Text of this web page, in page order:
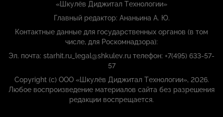
«Шкулёв Диджитал Технологии»
Главный редактор: Ананьина А. Ю.
Контактные данные для государственных органов (в том
числе, для Роскомнадзора):
Эл. почта: starhit.ru_legal@shkulev.ru телефон: +7(495) 633-57-
57
Copyright (с) ООО «Шкулёв Диджитал Технологии», 2026.
Любое воспроизведение материалов сайта без разрешения
редакции воспрещается.